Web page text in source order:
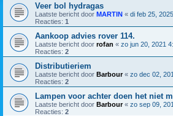
Veer bol hydragas
Laatste bericht door MARTIN « di feb 25,
Reacties: 1
Aankoop advies rover 114.
Laatste bericht door rofan « zo jun 20, 2021
Reacties: 2
Distributieriem
Laatste bericht door Barbour« zo dec 02,
Reacties: 2
Lampen voor achter doen het niet
Laatste bericht door Barbour« zo sep 09,
Reacties: 2